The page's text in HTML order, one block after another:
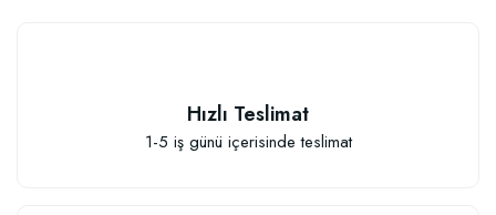
Hızlı Teslimat
1-5 iş günü içerisinde teslimat